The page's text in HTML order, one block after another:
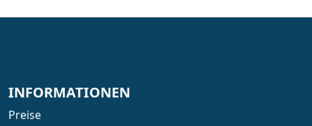
INFORMATIONEN
Preise